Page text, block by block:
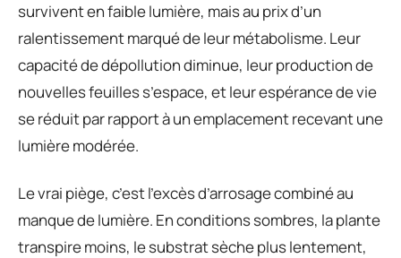
survivent en faible lumière, mais au prix d’un
ralentissement marqué de leur métabolisme. Leur
capacité de dépollution diminue, leur production de
nouvelles feuilles s’espace, et leur espérance de vie
se réduit par rapport à un emplacement recevant une
lumière modérée.
Le vrai piège, c’est l’excès d’arrosage combiné au
manque de lumière. En conditions sombres, la plante
transpire moins, le substrat sèche plus lentement,